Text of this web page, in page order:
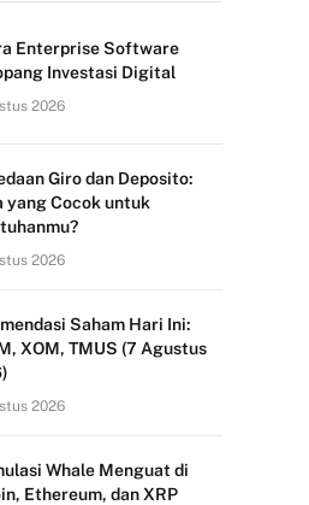
Enterprise Software
Investasi Digital
2026
Giro dan Deposito:
yang Cocok untuk
2026
Saham Hari Ini:
XOM, TMUS (7 Agustus
2026
Whale Menguat di
Ethereum, dan XRP